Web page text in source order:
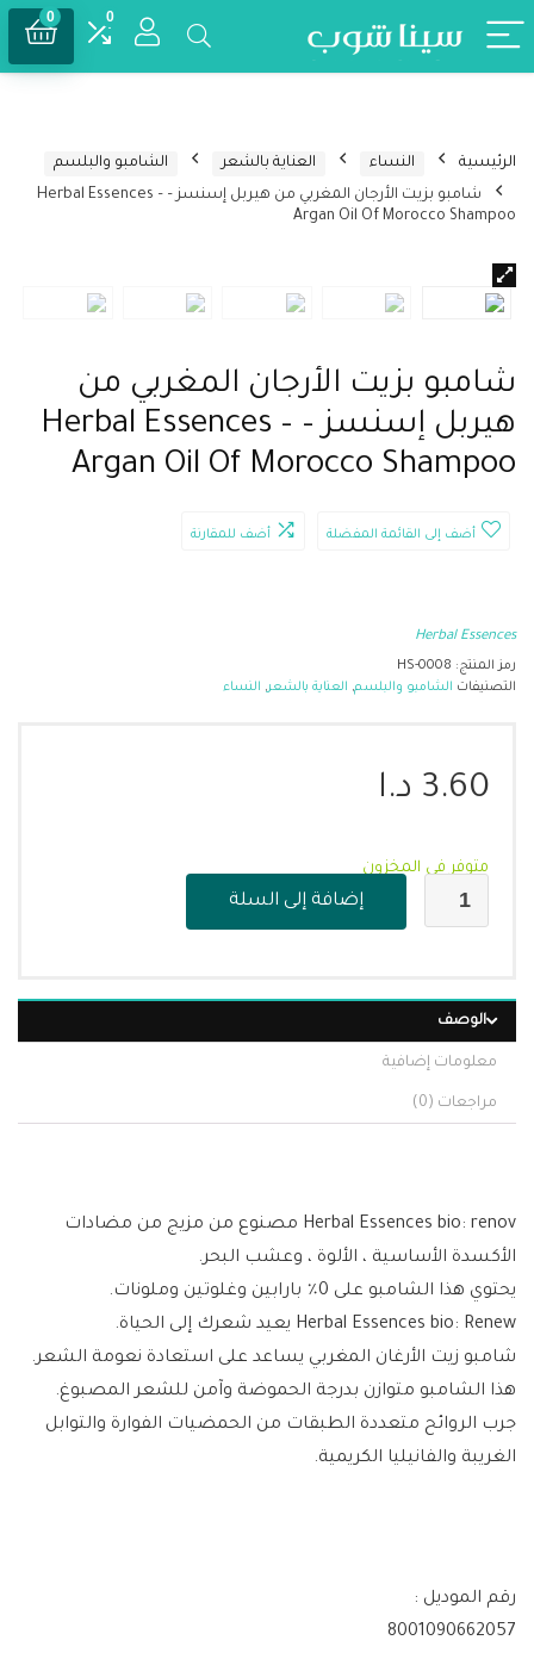
0
0
الرئيسية النساء العناية بالشعر
الشامبو والبلسم
شامبو بزيت الأرجان المغربي من هيربل إسنسز – Herbal Essences –
Argan Oil Of Morocco Shampoo
شامبو بزيت الأرجان المغربي من
هيربل إسنسز – Herbal Essences –
Argan Oil Of Morocco Shampoo
أضف إلى القائمة المفضلة أضف للمقارنة
Herbal Essences
رمز المنتج: HS-0008
التصنيفات الشامبو والبلسم, العناية بالشعر, النساء
3.60 د.ا
متوفر في المخزون
إضافة إلى السلة
الوصف
معلومات إضافية
مراجعات (0)
Herbal Essences bio: renov مصنوع من مزيج من مضادات
الأكسدة الأساسية ، الألوة ، وعشب البحر.
يحتوي هذا الشامبو على 0٪ بارابين وغلوتين وملونات.
Herbal Essences bio: Renew يعيد شعرك إلى الحياة.
شامبو زيت الأرغان المغربي يساعد على استعادة نعومة الشعر.
هذا الشامبو متوازن بدرجة الحموضة وآمن للشعر المصبوغ.
جرب الروائح متعددة الطبقات من الحمضيات الفوارة والتوابل
الغريبة والفانيليا الكريمية.
رقم الموديل :
8001090662057